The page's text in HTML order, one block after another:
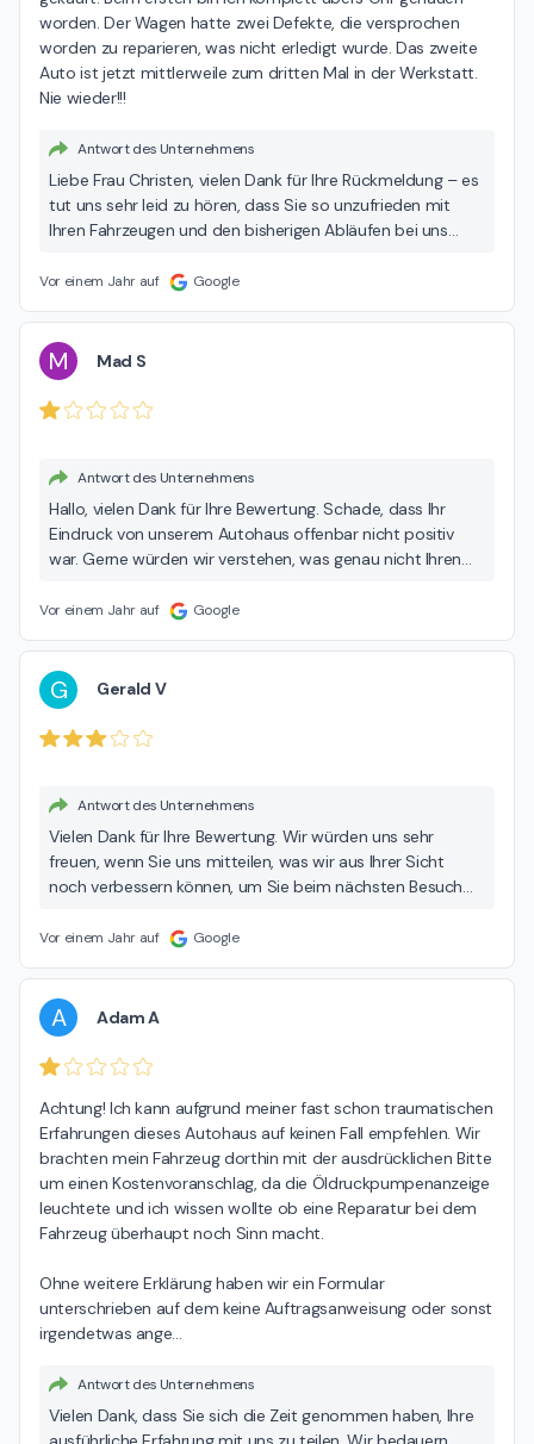
worden. Der Wagen hatte zwei Defekte, die versprochen
worden zu reparieren, was nicht erledigt wurde. Das zweite
Auto ist jetzt mittlerweile zum dritten Mal in der Werkstatt.
Nie wieder!!!
Antwort des Unternehmens
Liebe Frau Christen, vielen Dank für Ihre Rückmeldung – es
tut uns sehr leid zu hören, dass Sie so unzufrieden mit
Ihren Fahrzeugen und den bisherigen Abläufen bei uns
prüfen den geschilderten Fall bereits intern. Bitte melden
damit wir eine individuelle Klärung in die Wege leiten
können. Freundliche Grüße Ihr Team vom Dinnebier Ford-
Store Berlin
Vor einem Jahr auf Google
M Mad S
Antwort des Unternehmens
Hallo, vielen Dank für Ihre Bewertung. Schade, dass Ihr
Eindruck von unserem Autohaus offenbar nicht positiv
war. Gerne würden wir verstehen, was genau nicht Ihren
Dinnebier Ford-Store – Siegfriedstraße
Vor einem Jahr auf Google
G Gerald V
Antwort des Unternehmens
Vielen Dank für Ihre Bewertung. Wir würden uns sehr
freuen, wenn Sie uns mitteilen, was wir aus Ihrer Sicht
noch verbessern können, um Sie beim nächsten Besuch
wir unseren Service kontinuierlich weiterentwickeln
kontaktieren. Ihr Autohaus Dinnebier-Team
Vor einem Jahr auf Google
A Adam A
Achtung! Ich kann aufgrund meiner fast schon traumatischen
Erfahrungen dieses Autohaus auf keinen Fall empfehlen. Wir
brachten mein Fahrzeug dorthin mit der ausdrücklichen Bitte
um einen Kostenvoranschlag, da die Öldruckpumpenanzeige
leuchtete und ich wissen wollte ob eine Reparatur bei dem
Fahrzeug überhaupt noch Sinn macht.
Ohne weitere Erklärung haben wir ein Formular
unterschrieben auf dem keine Auftragsanweisung oder sonst
irgendetwas ange…
Antwort des Unternehmens
Vielen Dank, dass Sie sich die Zeit genommen haben, Ihre